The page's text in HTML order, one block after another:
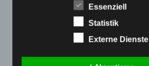
(189)
Dezember 2021(204)
wiederzuerkennen. Zweck dieser
es, den Nutzern die Verwendung
zu erleichtern. Der Benutzer einer
Cookies verwendet, muss
eingeben, weil dies von der
Essenziell
Statistik
Externe Dienste